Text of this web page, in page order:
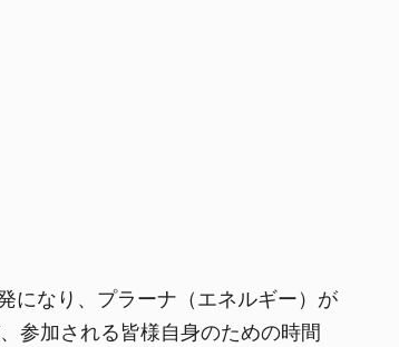
になり、プラーナ（エネルギー）が
参加される皆様自身のための時間